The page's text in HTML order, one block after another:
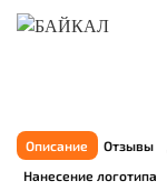
Описание Отзывы
Нанесение логотипа